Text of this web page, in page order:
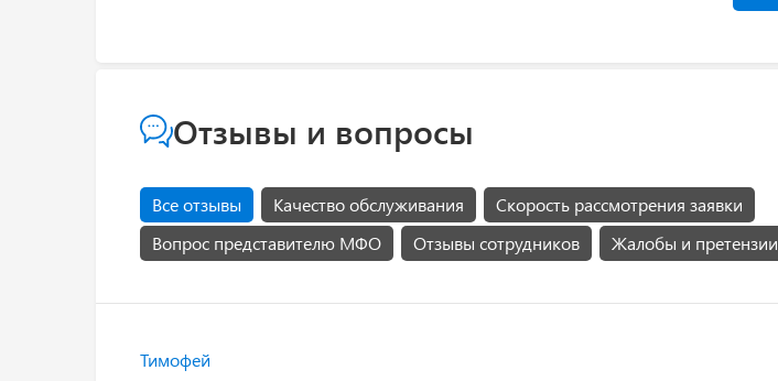
Отзывы и вопросы
Все отзывы Качество обслуживания
Скорость рассмотрения заявки
Вопрос представителю МФО
Отзывы сотрудников Жалобы и претензии
Тимофей